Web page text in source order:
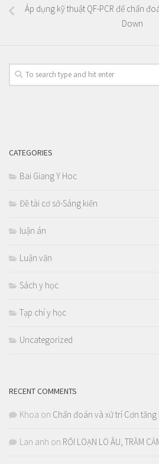
Áp dụng kỹ thuật QF-PCR để chẩn
Down
CATEGORIES
Bai Giang Y Hoc
Đề tài cơ sở-Sáng kiến
luận án
Luận văn
Sách y học
Tạp chí y học
Uncategorized
RECENT COMMENTS
Khoa on Chẩn đoán và xử trí Cơn tăng
Lan anh on RỐI LOẠN LO ÂU, TRẦM